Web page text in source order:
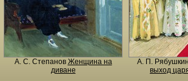
А. С. Степанов Женщина на
диване
А. П. Рябушкин
выход